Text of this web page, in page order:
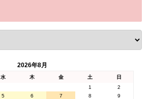
2026年8月
水 木 金 土
日
1
2
5 6 7 8
9